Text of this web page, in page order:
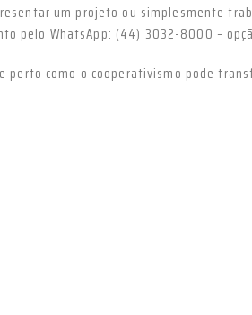
um projeto ou simplesmente
pelo WhatsApp: (44) 3032-8000 –
perto como o cooperativismo pode